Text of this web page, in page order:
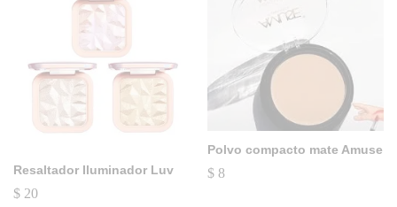
Resaltador Iluminador Luv
$ 20
Polvo compacto mate Amuse
$ 8